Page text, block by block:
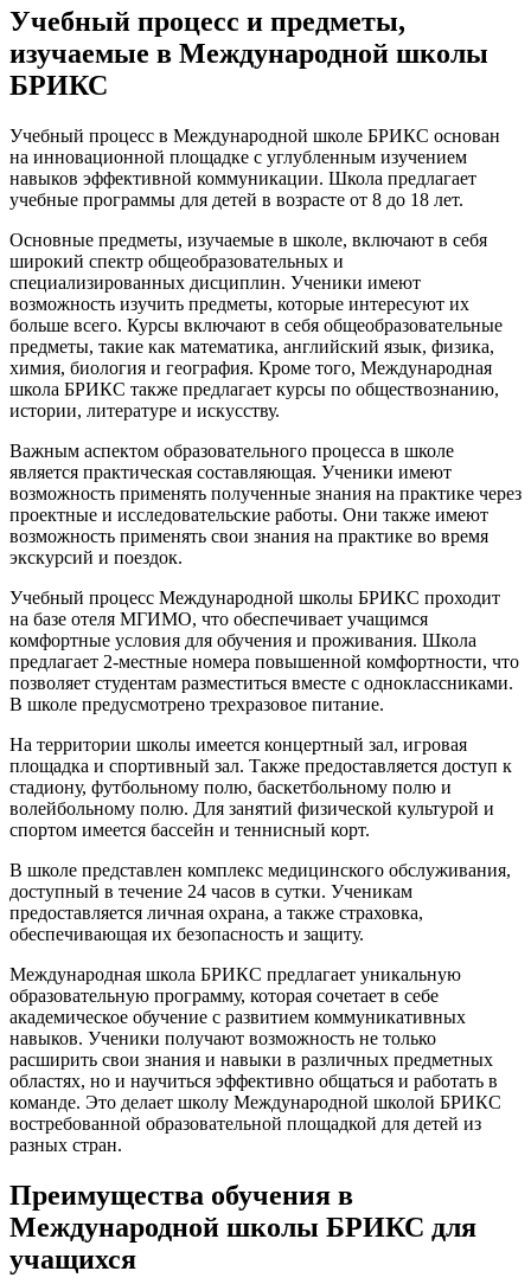
Учебный процесс и предметы,
изучаемые в Международной школы
БРИКС
Учебный процесс в Международной школе БРИКС основан
на инновационной площадке с углубленным изучением
навыков эффективной коммуникации. Школа предлагает
учебные программы для детей в возрасте от 8 до 18 лет.
Основные предметы, изучаемые в школе, включают в себя
широкий спектр общеобразовательных и
специализированных дисциплин. Ученики имеют
возможность изучить предметы, которые интересуют их
больше всего. Курсы включают в себя общеобразовательные
предметы, такие как математика, английский язык, физика,
химия, биология и география. Кроме того, Международная
школа БРИКС также предлагает курсы по обществознанию,
истории, литературе и искусству.
Важным аспектом образовательного процесса в школе
является практическая составляющая. Ученики имеют
возможность применять полученные знания на практике через
проектные и исследовательские работы. Они также имеют
возможность применять свои знания на практике во время
экскурсий и поездок.
Учебный процесс Международной школы БРИКС проходит
на базе отеля МГИМО, что обеспечивает учащимся
комфортные условия для обучения и проживания. Школа
предлагает 2-местные номера повышенной комфортности, что
позволяет студентам разместиться вместе с одноклассниками.
В школе предусмотрено трехразовое питание.
На территории школы имеется концертный зал, игровая
площадка и спортивный зал. Также предоставляется доступ к
стадиону, футбольному полю, баскетбольному полю и
волейбольному полю. Для занятий физической культурой и
спортом имеется бассейн и теннисный корт.
В школе представлен комплекс медицинского обслуживания,
доступный в течение 24 часов в сутки. Ученикам
предоставляется личная охрана, а также страховка,
обеспечивающая их безопасность и защиту.
Международная школа БРИКС предлагает уникальную
образовательную программу, которая сочетает в себе
академическое обучение с развитием коммуникативных
навыков. Ученики получают возможность не только
расширить свои знания и навыки в различных предметных
областях, но и научиться эффективно общаться и работать в
команде. Это делает школу Международной школой БРИКС
востребованной образовательной площадкой для детей из
разных стран.
Преимущества обучения в
Международной школы БРИКС для
учащихся